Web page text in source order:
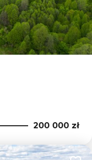
200 000 zł